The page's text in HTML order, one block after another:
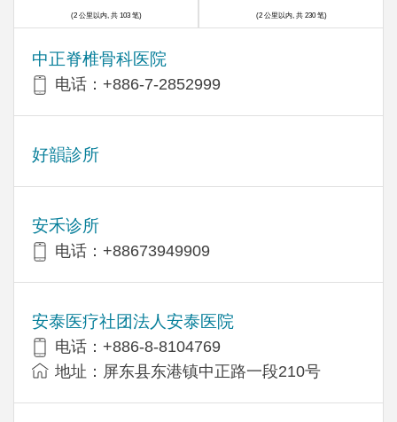
中正脊椎骨科医院
电话：+886-7-2852999
好韻診所
安禾诊所
电话：+88673949909
安泰医疗社团法人安泰医院
电话：+886-8-8104769
地址：屏东县东港镇中正路一段210号
(2 公里以内, 共 103 笔) (2 公里以内, 共 230 笔)